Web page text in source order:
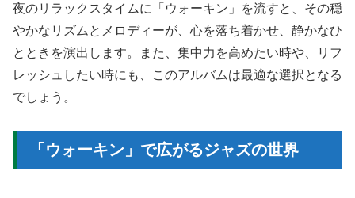
夜のリラックスタイムに「ウォーキン」を流すと、その穏
やかなリズムとメロディーが、心を落ち着かせ、静かなひ
とときを演出します。また、集中力を高めたい時や、リフ
レッシュしたい時にも、このアルバムは最適な選択となる
でしょう。
「ウォーキン」で広がるジャズの世界